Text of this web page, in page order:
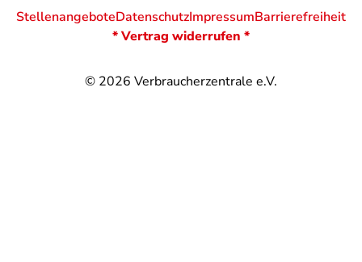
© 2026 Verbraucherzentrale e.V.
StellenangeboteDatenschutzImpressumBarrierefreiheit
* Vertrag widerrufen *